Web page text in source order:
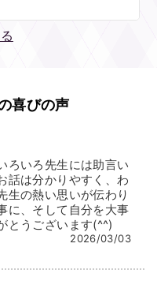
対する想いです。
気になることは「気
合う時期も合わせて
重なるようなアドバ
いです。心の具合に合
ので、心配事も安心
う未来視の鋭さは、
本的な性格や考え
相手の心の動きをリ
ごしているのか？
るタイミングは？
もちろん、これまで
し出します。
？」「彼はこんなと
喜びの声
ろいろ先生には助言い
話は分かりやすく、わ
生の熱い思いが伝わり
に、そして自分を大事
とうございます(^^)
2026/03/03